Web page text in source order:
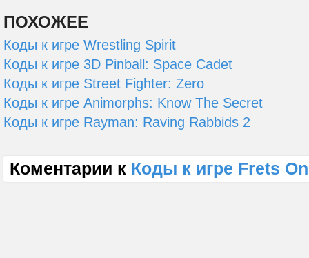
ПОХОЖЕЕ
Коды к игре Wrestling Spirit
Коды к игре 3D Pinball: Space Cadet
Коды к игре Street Fighter: Zero
Коды к игре Animorphs: Know The Secret
Коды к игре Rayman: Raving Rabbids 2
Коментарии к Коды к игре Frets